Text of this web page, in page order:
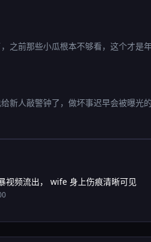
之前那些小瓜根本不够看，这个才是年
新人敲警钟了，做坏事迟早会被曝光的
视频流出， wife 身上伤痕清晰可见